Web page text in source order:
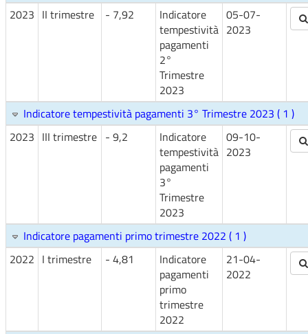
2023 II trimestre - 7,92
Indicatore
tempestività
pagamenti
2°
Trimestre
2023
05-07-
2023
Indicatore tempestività pagamenti 3° Trimestre 2023 ( 1 )
2023 III trimestre - 9,2
Indicatore
tempestività
pagamenti
3°
Trimestre
2023
09-10-
2023
Indicatore pagamenti primo trimestre 2022 ( 1 )
2022 I trimestre - 4,81
Indicatore
pagamenti
primo
trimestre
2022
21-04-
2022